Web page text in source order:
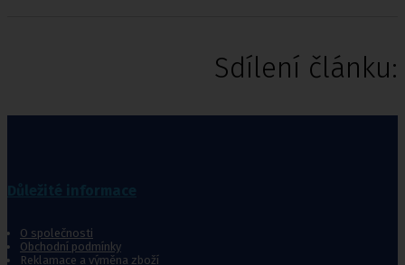
Sdílení článku:
O společnosti
Obchodní podmínky
Reklamace a výměna zboží